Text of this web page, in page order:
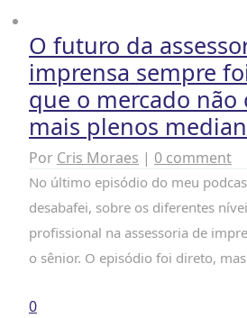
O futuro da
imprensa sempre
que o mercado não
mais plenos
Por Cris Moraes | 0 comment
No último episódio do meu
desabafei, sobre os diferentes
profissional na assessoria de
o sênior. O episódio foi direto,
0